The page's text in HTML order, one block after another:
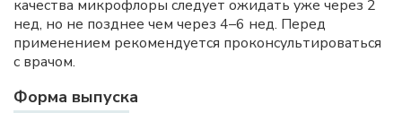
качества микрофлоры следует ожидать уже через 2
нед, но не позднее чем через 4–6 нед. Перед
применением рекомендуется проконсультироваться
с врачом.
Форма выпуска